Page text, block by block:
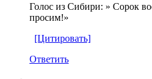
Голос из Сибири: » Сорок
просим!»
[Цитировать]
Ответить